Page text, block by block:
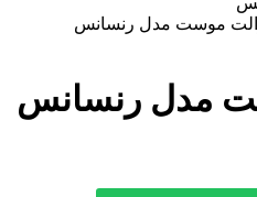
موست مدل رنسانس
مدل رنسانس